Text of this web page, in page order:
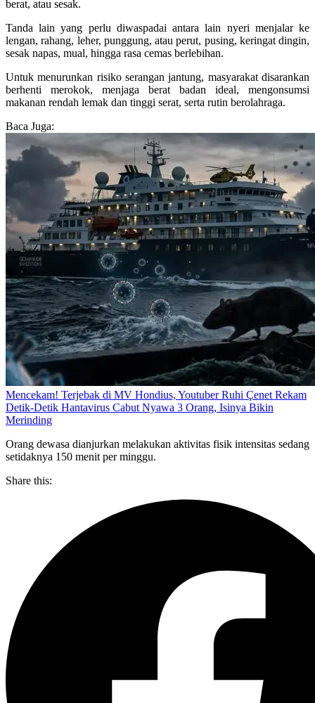
berat, atau sesak.
Tanda lain yang perlu diwaspadai antara lain nyeri menjalar ke
lengan, rahang, leher, punggung, atau perut, pusing, keringat dingin,
sesak napas, mual, hingga rasa cemas berlebihan.
Untuk menurunkan risiko serangan jantung, masyarakat disarankan
berhenti merokok, menjaga berat badan ideal, mengonsumsi
makanan rendah lemak dan tinggi serat, serta rutin berolahraga.
Baca Juga:
Mencekam! Terjebak di MV Hondius, Youtuber Ruhi Çenet Rekam
Detik-Detik Hantavirus Cabut Nyawa 3 Orang, Isinya Bikin
Merinding
Orang dewasa dianjurkan melakukan aktivitas fisik intensitas sedang
setidaknya 150 menit per minggu.
Share this: